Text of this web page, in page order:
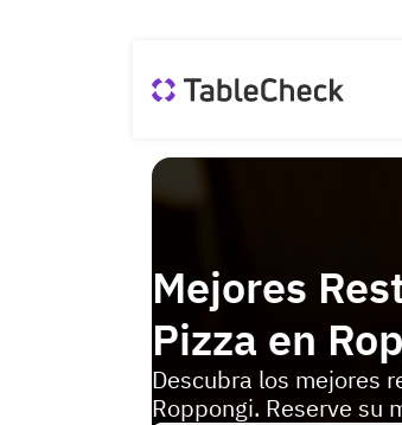
Mejores
Pizza en
Descubra los mejores
Roppongi. Reserve su